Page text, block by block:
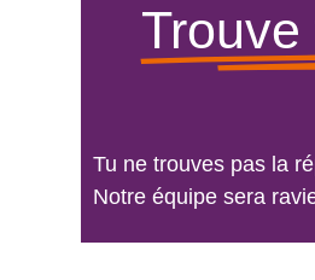
Tu ne trouves pas la
Notre équipe sera